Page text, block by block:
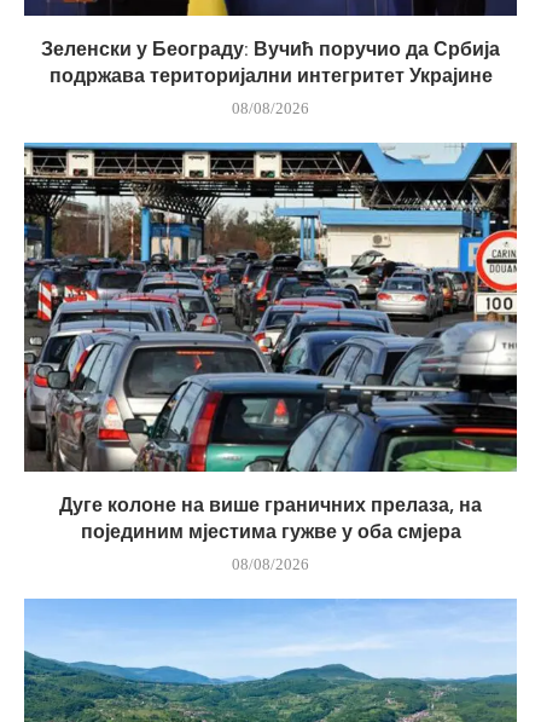
Зеленски у Београду: Вучић поручио да Србија
подржава територијални интегритет Украјине
08/08/2026
Дуге колоне на више граничних прелаза, на
појединим мјестима гужве у оба смјера
08/08/2026